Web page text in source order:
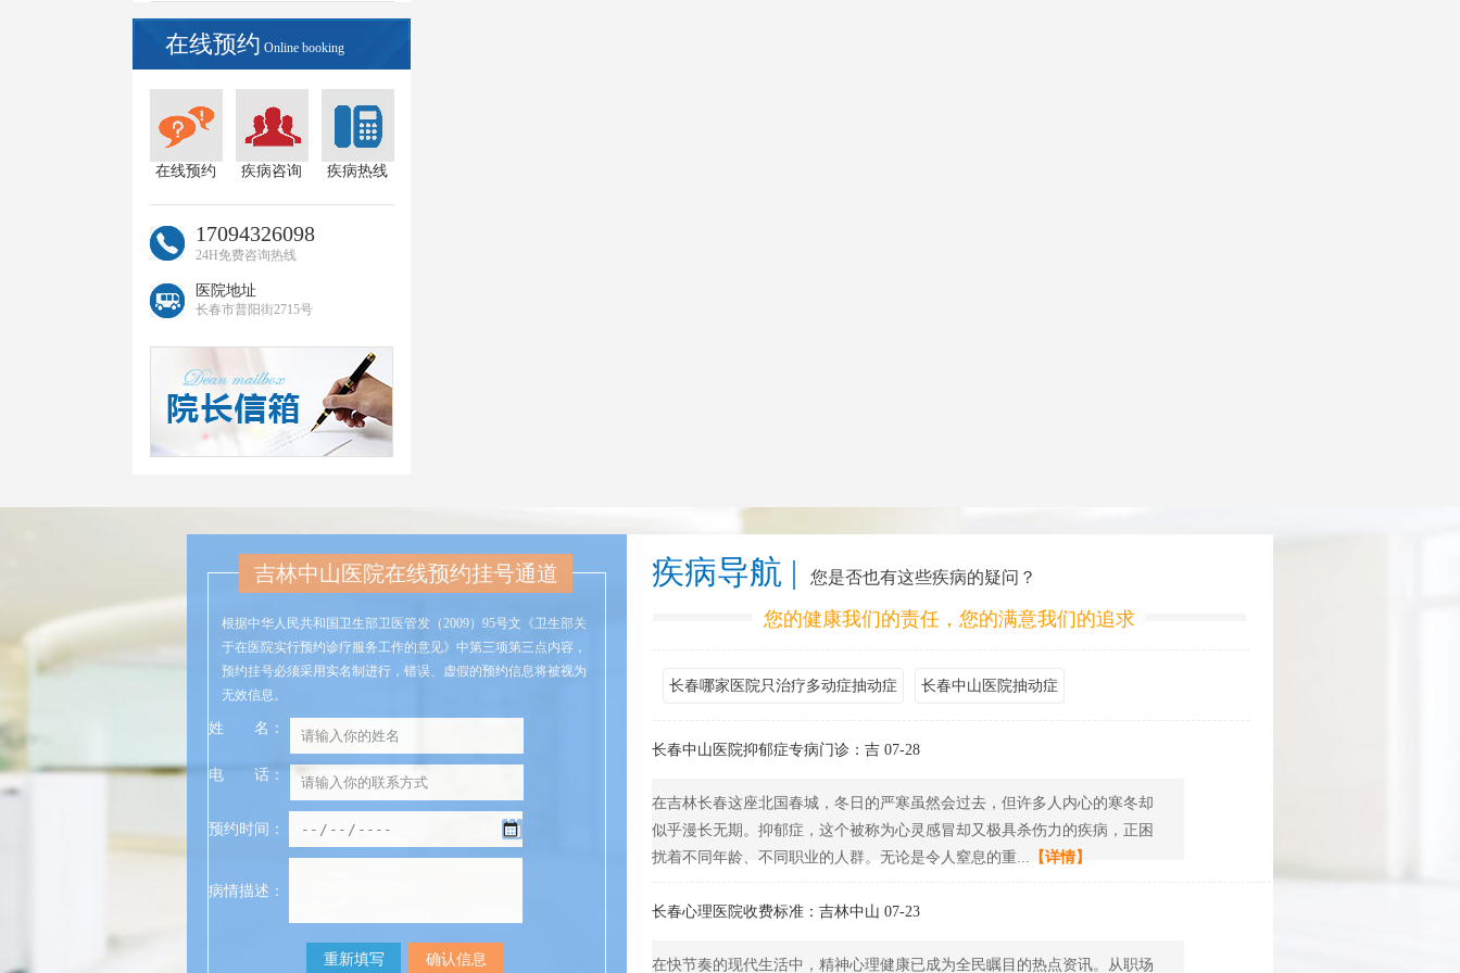
在线预约 Online booking
在线预约 疾病咨询 疾病热线
17094326098
24H免费咨询热线
医院地址
长春市普阳街2715号
吉林中山医院在线预约挂号通道
根据中华人民共和国卫生部卫医管发（2009）95号文《卫生部关
于在医院实行预约诊疗服务工作的意见》中第三项第三点内容，
预约挂号必须采用实名制进行，错误、虚假的预约信息将被视为
无效信息。
姓 名 ：
电 话 ：
预约时间：
病情描述：
疾病导航 | 您是否也有这些疾病的疑问？
您的健康我们的责任，您的满意我们的追求
长春哪家医院只治疗多动症抽动症 长春中山医院抽动症
长春中山医院抑郁症专病门诊：吉 07-28
在吉林长春这座北国春城，冬日的严寒虽然会过去，但许多人内心的寒冬却
似乎漫长无期。抑郁症，这个被称为心灵感冒却又极具杀伤力的疾病，正困
扰着不同年龄、不同职业的人群。无论是令人窒息的重... 【详情】
长春心理医院收费标准：吉林中山 07-23
在快节奏的现代生活中，精神心理健康已成为全民瞩目的热点资讯。从职场